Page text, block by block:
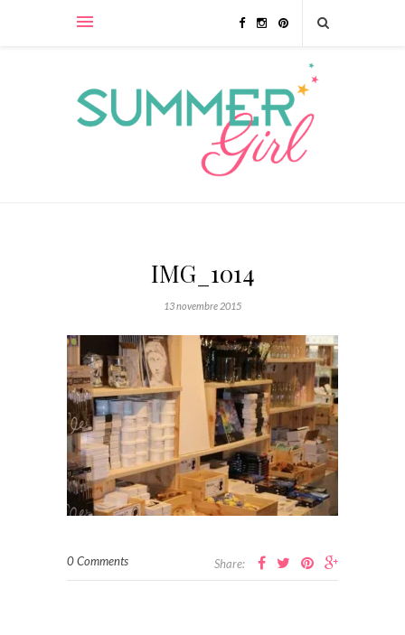
IMG_1014
13 novembre 2015
0 Comments Share: